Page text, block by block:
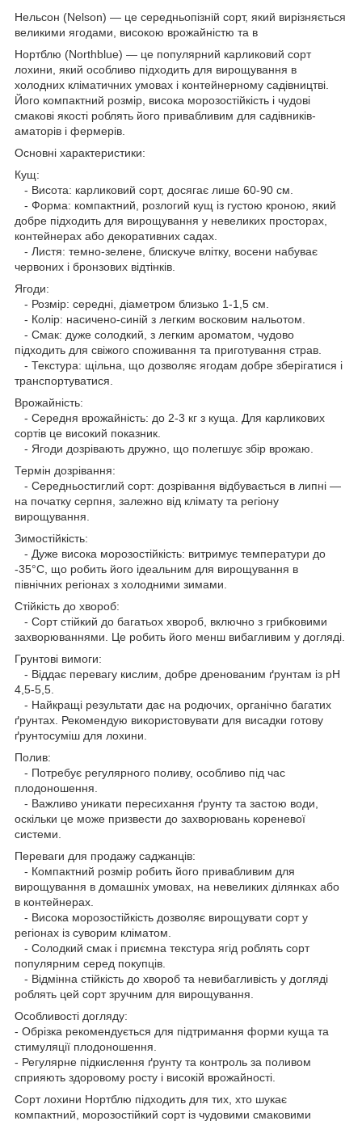
Нельсон (Nelson) — це середньопізній сорт, який вирізняється
великими ягодами, високою врожайністю та в
Нортблю (Northblue) — це популярний карликовий сорт
лохини, який особливо підходить для вирощування в
холодних кліматичних умовах і контейнерному садівництві.
Його компактний розмір, висока морозостійкість і чудові
смакові якості роблять його привабливим для садівників-
аматорів і фермерів.
Основні характеристики:
Кущ:
- Висота: карликовий сорт, досягає лише 60-90 см.
- Форма: компактний, розлогий кущ із густою кроною, який
добре підходить для вирощування у невеликих просторах,
контейнерах або декоративних садах.
- Листя: темно-зелене, блискуче влітку, восени набуває
червоних і бронзових відтінків.
Ягоди:
- Розмір: середні, діаметром близько 1-1,5 см.
- Колір: насичено-синій з легким восковим нальотом.
- Смак: дуже солодкий, з легким ароматом, чудово
підходить для свіжого споживання та приготування страв.
- Текстура: щільна, що дозволяє ягодам добре зберігатися і
транспортуватися.
Врожайність:
- Середня врожайність: до 2-3 кг з куща. Для карликових
сортів це високий показник.
- Ягоди дозрівають дружно, що полегшує збір врожаю.
Термін дозрівання:
- Середньостиглий сорт: дозрівання відбувається в липні —
на початку серпня, залежно від клімату та регіону
вирощування.
Зимостійкість:
- Дуже висока морозостійкість: витримує температури до
-35°C, що робить його ідеальним для вирощування в
північних регіонах з холодними зимами.
Стійкість до хвороб:
- Сорт стійкий до багатьох хвороб, включно з грибковими
захворюваннями. Це робить його менш вибагливим у догляді.
Грунтові вимоги:
- Віддає перевагу кислим, добре дренованим ґрунтам із pH
4,5-5,5.
- Найкращі результати дає на родючих, органічно багатих
ґрунтах. Рекомендую використовувати для висадки готову
ґрунтосуміш для лохини.
Полив:
- Потребує регулярного поливу, особливо під час
плодоношення.
- Важливо уникати пересихання ґрунту та застою води,
оскільки це може призвести до захворювань кореневої
системи.
Переваги для продажу саджанців:
- Компактний розмір робить його привабливим для
вирощування в домашніх умовах, на невеликих ділянках або
в контейнерах.
- Висока морозостійкість дозволяє вирощувати сорт у
регіонах із суворим кліматом.
- Солодкий смак і приємна текстура ягід роблять сорт
популярним серед покупців.
- Відмінна стійкість до хвороб та невибагливість у догляді
роблять цей сорт зручним для вирощування.
Особливості догляду:
- Обрізка рекомендується для підтримання форми куща та
стимуляції плодоношення.
- Регулярне підкислення ґрунту та контроль за поливом
сприяють здоровому росту і високій врожайності.
Сорт лохини Нортблю підходить для тих, хто шукає
компактний, морозостійкий сорт із чудовими смаковими